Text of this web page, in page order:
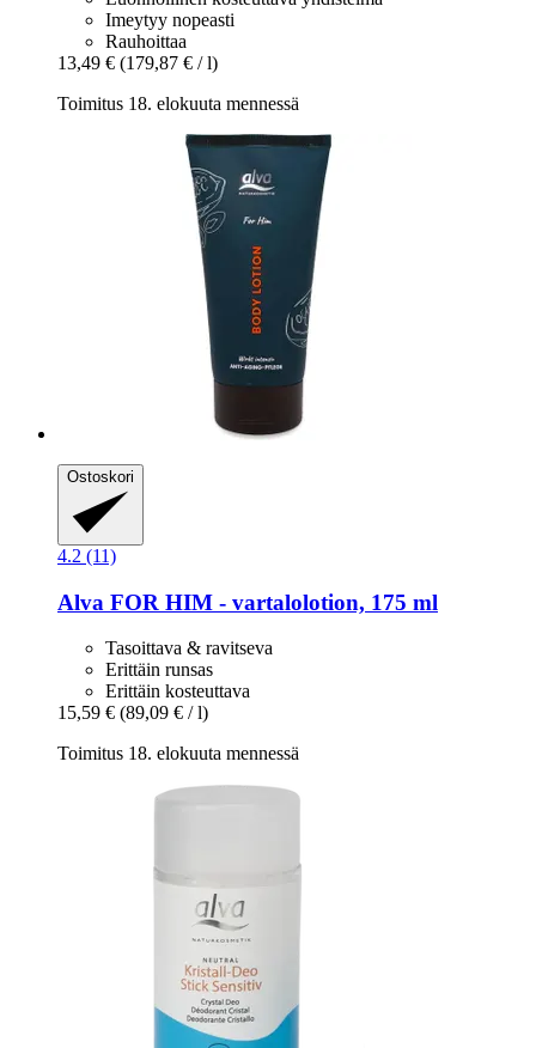
Imeytyy nopeasti
Rauhoittaa
13,49 € (179,87 € / l)
Toimitus 18. elokuuta mennessä
Ostoskori
4.2 (11)
Alva FOR HIM -​ vartalolotion, 175 ml
Tasoittava & ravitseva
Erittäin runsas
Erittäin kosteuttava
15,59 € (89,09 € / l)
Toimitus 18. elokuuta mennessä